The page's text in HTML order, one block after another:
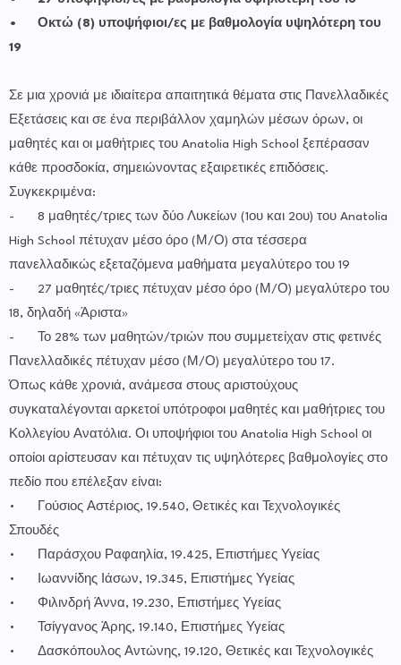
•
Οκτώ (8) υποψήφιοι/ες με βαθμολογία υψηλότερη του
19
Σε μια χρονιά με ιδιαίτερα απαιτητικά θέματα στις Πανελλαδικές
Εξετάσεις και σε ένα περιβάλλον χαμηλών μέσων όρων, οι
μαθητές και οι μαθήτριες του Anatolia High School ξεπέρασαν
κάθε προσδοκία, σημειώνοντας εξαιρετικές επιδόσεις.
Συγκεκριμένα:
-
8 μαθητές/τριες των δύο Λυκείων (1ου και 2ου) του Anatolia
High School πέτυχαν μέσο όρο (Μ/Ο) στα τέσσερα
πανελλαδικώς εξεταζόμενα μαθήματα μεγαλύτερο του 19
-
27 μαθητές/τριες πέτυχαν μέσο όρο (Μ/Ο) μεγαλύτερο του
18, δηλαδή «Άριστα»
-
Το 28% των μαθητών/τριών που συμμετείχαν στις φετινές
Πανελλαδικές πέτυχαν μέσο (Μ/Ο) μεγαλύτερο του 17.
Όπως κάθε χρονιά, ανάμεσα στους αριστούχους
συγκαταλέγονται αρκετοί υπότροφοι μαθητές και μαθήτριες του
Κολλεγίου Ανατόλια. Οι υποψήφιοι του Anatolia High School οι
οποίοι αρίστευσαν και πέτυχαν τις υψηλότερες βαθμολογίες στο
πεδίο που επέλεξαν είναι:
•
Γούσιος Αστέριος, 19.540, Θετικές και Τεχνολογικές
Σπουδές
•
Παράσχου Ραφαηλία, 19.425, Επιστήμες Υγείας
•
Ιωαννίδης Ιάσων, 19.345, Επιστήμες Υγείας
•
Φιλινδρή Άννα, 19.230, Επιστήμες Υγείας
•
Τσίγγανος Άρης, 19.140, Επιστήμες Υγείας
•
Δασκόπουλος Αντώνης, 19.120, Θετικές και Τεχνολογικές